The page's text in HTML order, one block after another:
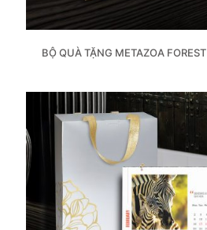
BỘ QUÀ TẶNG METAZOA FOREST